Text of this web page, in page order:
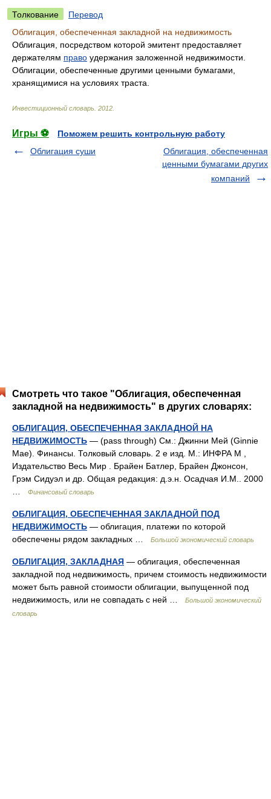
Толкование
Перевод
Облигация, обеспеченная закладной на недвижимость
Облигация, посредством которой эмитент предоставляет
держателям право удержания заложенной недвижимости.
Облигации, обеспеченные другими ценными бумагами,
хранящимися на условиях траста.
Инвестиционный словарь 2012
Игры ⚽
Поможем решить контрольную работу
Облигация суши
Облигация, обеспеченная
ценными бумагами других
компаний
Смотреть что такое "Облигация, обеспеченная
закладной на недвижимость" в других словарях:
ОБЛИГАЦИЯ, ОБЕСПЕЧЕННАЯ ЗАКЛАДНОЙ НА
НЕДВИЖИМОСТЬ — (pass through) См.: Джинни Мей (Ginnie
Мае). Финансы. Толковый словарь. 2 е изд. М.: ИНФРА М ,
Издательство Весь Мир . Брайен Батлер, Брайен Джонсон,
Грэм Сидуэл и др. Общая редакция: д.э.н. Осадчая И.М.. 2000
Финансовый словарь
ОБЛИГАЦИЯ, ОБЕСПЕЧЕННАЯ ЗАКЛАДНОЙ ПОД
НЕДВИЖИМОСТЬ — облигация, платежи по которой
обеспечены рядом закладных …
Большой экономический словарь
ОБЛИГАЦИЯ, ЗАКЛАДНАЯ — облигация, обеспеченная
закладной под недвижимость, причем стоимость недвижимости
может быть равной стоимости облигации, выпущенной под
недвижимость, или не совпадать с ней …
Большой экономический
словарь